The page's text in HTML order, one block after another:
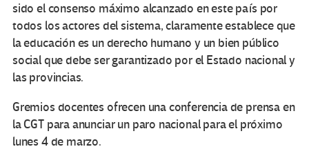
sido el consenso máximo alcanzado en este país por
todos los actores del sistema, claramente establece que
la educación es un derecho humano y un bien público
social que debe ser garantizado por el Estado nacional y
las provincias.
Gremios docentes ofrecen una conferencia de prensa en
la CGT para anunciar un paro nacional para el próximo
lunes 4 de marzo.